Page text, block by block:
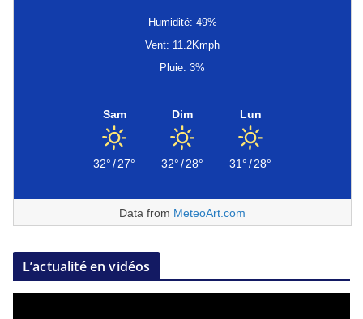
Humidité: 49%
Vent: 11.2Kmph
Pluie: 3%
Sam
32°/27°
Dim
32°/28°
Lun
31°/28°
Data from MeteoArt.com
L’actualité en vidéos